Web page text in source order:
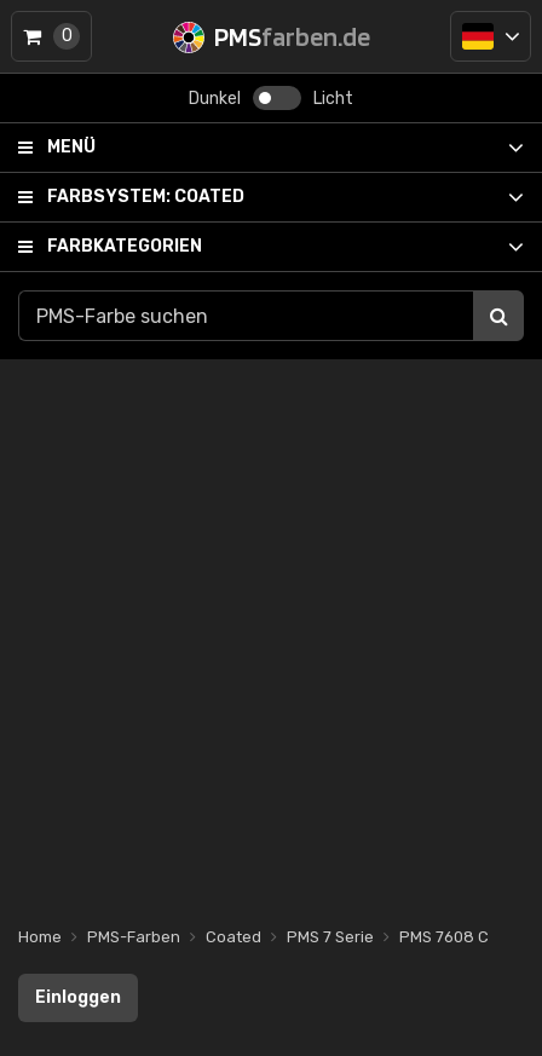
PMSfarben.de
Dunkel Licht
MENÜ
FARBSYSTEM: COATED
FARBKATEGORIEN
0
Home PMS-Farben Coated PMS 7 Serie PMS 7608 C
Einloggen